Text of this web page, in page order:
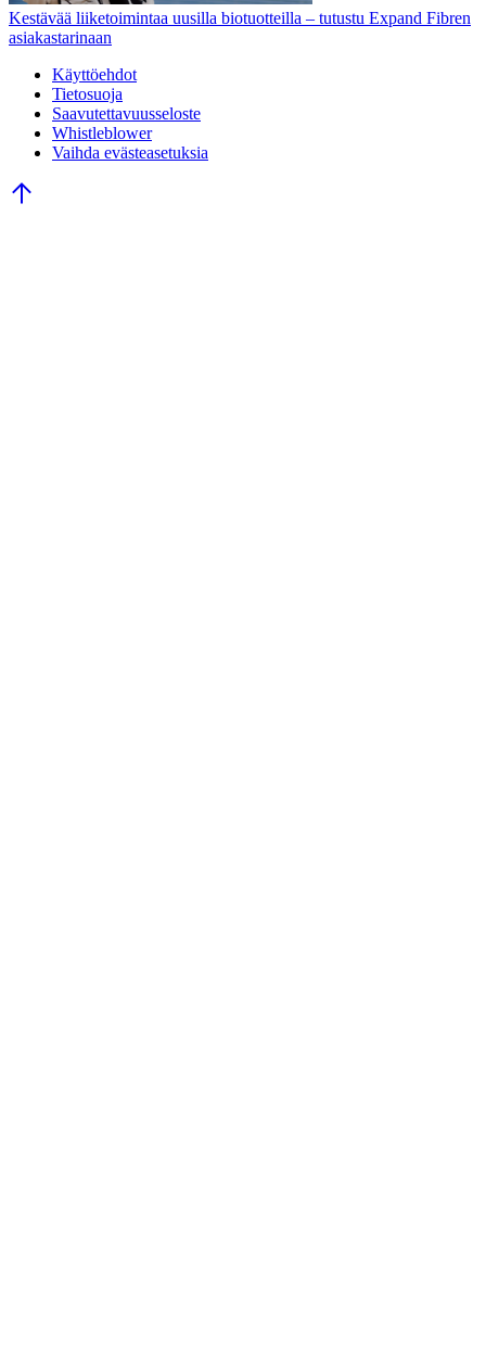
Kestävää liiketoimintaa uusilla biotuotteilla – tutustu Expand Fibren
asiakastarinaan
Käyttöehdot
Tietosuoja
Saavutettavuusseloste
Whistleblower
Vaihda evästeasetuksia